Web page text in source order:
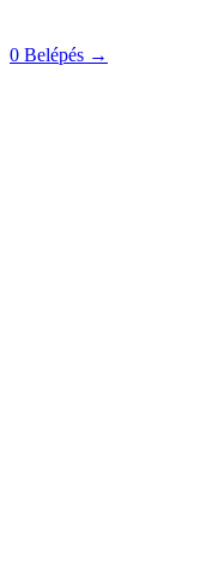
0 Belépés →